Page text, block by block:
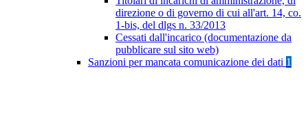
direzione o di governo di cui all'art. 14, co.
1-bis, del dlgs n. 33/2013
Cessati dall'incarico (documentazione da
pubblicare sul sito web)
Sanzioni per mancata comunicazione dei dati 1